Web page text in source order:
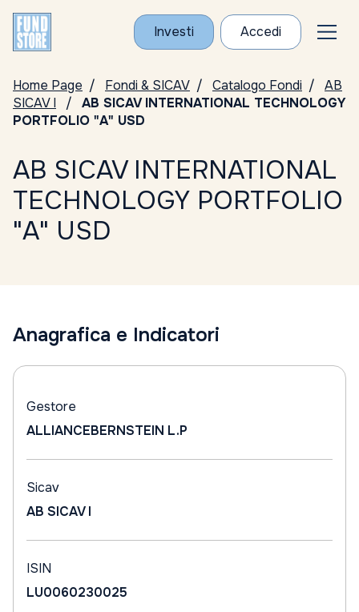
Investi Accedi
Home Page Fondi & SICAV Catalogo Fondi
AB
SICAV I
AB SICAV INTERNATIONAL TECHNOLOGY
PORTFOLIO "A" USD
AB SICAV INTERNATIONAL
TECHNOLOGY PORTFOLIO
"A" USD
Anagrafica e Indicatori
Gestore
ALLIANCEBERNSTEIN L.P
Sicav
AB SICAV I
ISIN
LU0060230025